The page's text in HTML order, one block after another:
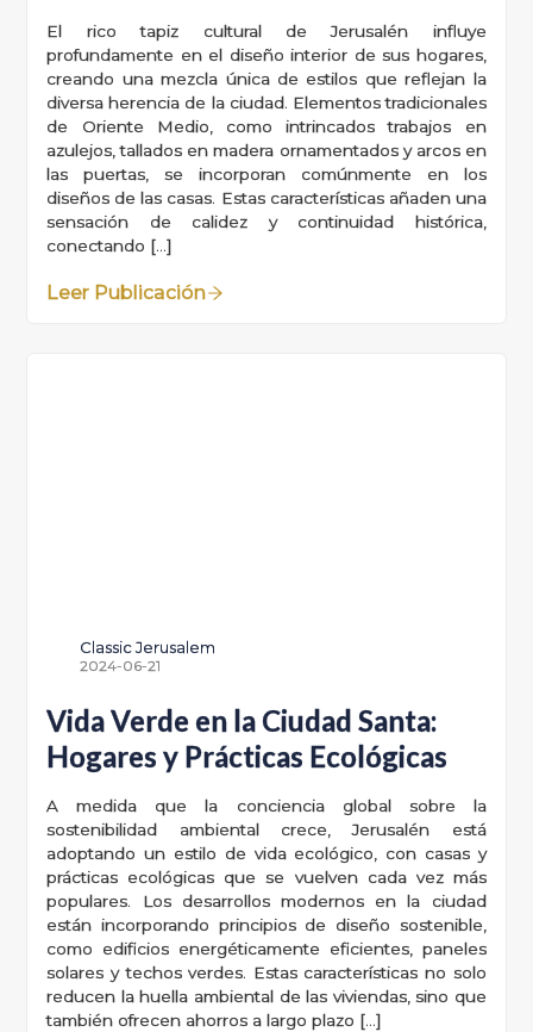
El rico tapiz cultural de Jerusalén influye
profundamente en el diseño interior de sus hogares,
creando una mezcla única de estilos que reflejan la
diversa herencia de la ciudad. Elementos tradicionales
de Oriente Medio, como intrincados trabajos en
azulejos, tallados en madera ornamentados y arcos en
las puertas, se incorporan comúnmente en los
diseños de las casas. Estas características añaden una
sensación de calidez y continuidad histórica,
conectando […]
Leer Publicación
Classic Jerusalem
2024-06-21
Vida Verde en la Ciudad Santa:
Hogares y Prácticas Ecológicas
A medida que la conciencia global sobre la
sostenibilidad ambiental crece, Jerusalén está
adoptando un estilo de vida ecológico, con casas y
prácticas ecológicas que se vuelven cada vez más
populares. Los desarrollos modernos en la ciudad
están incorporando principios de diseño sostenible,
como edificios energéticamente eficientes, paneles
solares y techos verdes. Estas características no solo
reducen la huella ambiental de las viviendas, sino que
también ofrecen ahorros a largo plazo […]